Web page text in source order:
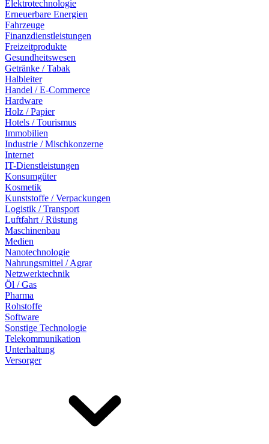
Elektrotechnologie
Erneuerbare Energien
Fahrzeuge
Finanzdienstleistungen
Freizeitprodukte
Gesundheitswesen
Getränke / Tabak
Halbleiter
Handel / E-Commerce
Hardware
Holz / Papier
Hotels / Tourismus
Immobilien
Industrie / Mischkonzerne
Internet
IT-Dienstleistungen
Konsumgüter
Kosmetik
Kunststoffe / Verpackungen
Logistik / Transport
Luftfahrt / Rüstung
Maschinenbau
Medien
Nanotechnologie
Nahrungsmittel / Agrar
Netzwerktechnik
Öl / Gas
Pharma
Rohstoffe
Software
Sonstige Technologie
Telekommunikation
Unterhaltung
Versorger